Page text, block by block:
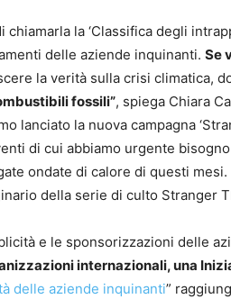
chiamarla la ‘Classifica degli
delle aziende inquinanti. Se
la verità sulla crisi climatica,
fossili”, spiega Chiara
lanciato la nuova campagna
di cui abbiamo urgente
ondate di calore di questi
della serie di culto Stranger
e le sponsorizzazioni delle
internazionali, una
delle aziende inquinanti”